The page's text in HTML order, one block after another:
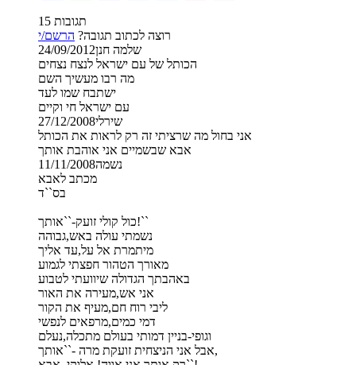
15 תגובות
רוצה לכתוב תגובה? הרשם/י
שלמה חנן24/09/2012
הכותל של עם ישראל לנצח נצחים
מה רבו מעשיך השם
ישתבח שמו לעד
עם ישראל חי וקיים
שירלי27/12/2008
אני בחול מה שרציתי זה רק לראות את הכותל
אבא שבשמיים אני אוהבת אותך
נשמה11/11/2008
מכתב לאבא
בס``ד
כול קולי זועק-``אותך!``
נשמתי עולה באש,גבוהה
מיתמרת אל על,עד אליך
מאורך הטהור חפצתי לגמוע
באהבתך הגדולה שיוועתי לטבוע
אני אש,מעירה את האור
ליבי רוח חם,מעיף את הקור
דמי כמים,מרפאים לנפשי
וגופי-בניין דמותי בעולם מתכלה,נעלם
אבל אני הניצחית זועקת מרה -``אותך,